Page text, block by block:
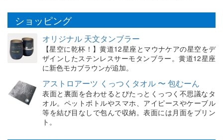
ショッピング
オリジナル 天文タンブラー
【星空に乾杯！】黄道12星座とマウナケアの星空をデ
ザインしたステンレスサーモタンブラー。黄道12星座
に新色モカブラウンが追加。
アストロアーツ くっつくタオル 〜 包むーん
表面と裏面を合わせるとぴたっとくっつく不思議なタ
オル。ペットボトルやスマホ、アイピースやケーブル
等を結び目なしで包んで収納。表面には月面をプリン
ト。